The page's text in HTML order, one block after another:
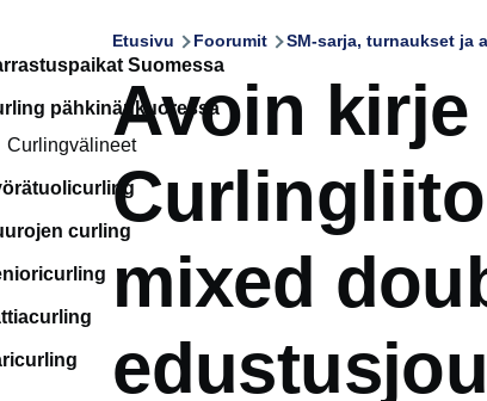
Suomessa
pähkinänkuoressa
Curlingvälineet
curling
Etusivu Foorumit SM-sarja, turnaukset ja
Avoin kirje
mixed